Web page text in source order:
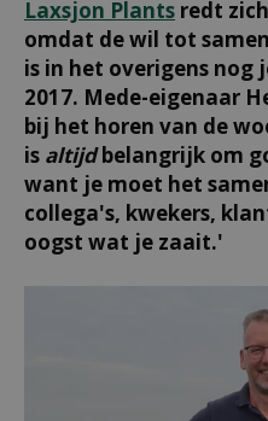
Laxsjon Plants redt
omdat de wil tot
is in het overigens
2017. Mede-eigenaar
bij het horen van de
is altijdbelangrijk om
want je moet het
collega's, kwekers,
oogst wat je zaait.'